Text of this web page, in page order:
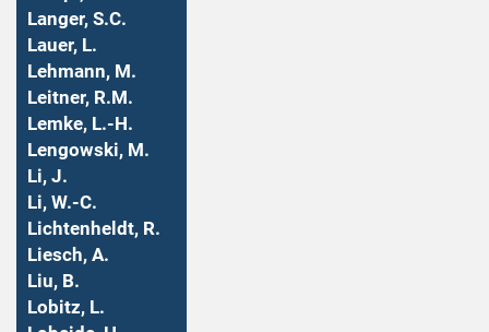
Langer, S.C.
Lauer, L.
Lehmann, M.
Leitner, R.M.
Lemke, L.-H.
Lengowski, M.
Li, J.
Li, W.-C.
Lichtenheldt, R.
Liesch, A.
Liu, B.
Lobitz, L.